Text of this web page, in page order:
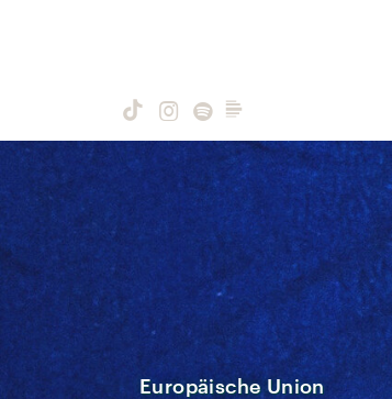
Europäische Union